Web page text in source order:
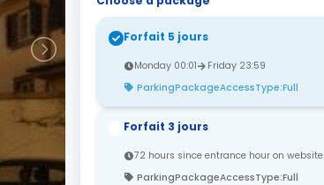
Forfait 5 jours
Monday 00:01
Friday 23:59
ParkingPackageAccessType:Full
Forfait 3 jours
72 hours since entrance hour on website
ParkingPackageAccessType:Full